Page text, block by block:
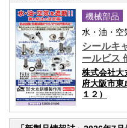
機械部品
水・油・空
シールキ
ールビス
株式会社大
府大阪市東
１２）